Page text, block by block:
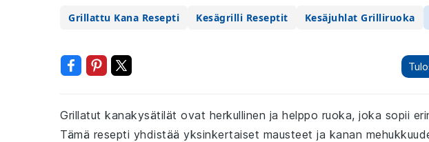
Grillattu Kana Resepti Kesägrilli Reseptit Kesäjuhlat Grilliruoka
Grillatut kanakysätilät ovat herkullinen ja helppo ruoka, joka sopii
Tämä resepti yhdistää yksinkertaiset mausteet ja kanan